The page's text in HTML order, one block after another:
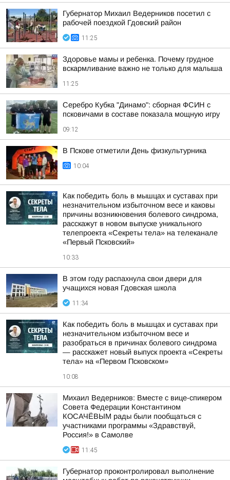
Губернатор Михаил Ведерников посетил с
рабочей поездкой Гдовский район
11:25
Здоровье мамы и ребенка. Почему грудное
вскармливание важно не только для малыша
11:25
Серебро Кубка "Динамо": сборная ФСИН с
псковичами в составе показала мощную игру
09:12
В Пскове отметили День физкультурника
10:04
Как победить боль в мышцах и суставах при
незначительном избыточном весе и каковы
причины возникновения болевого синдрома,
расскажут в новом выпуске уникального
телепроекта «Секреты тела» на телеканале
«Первый Псковский»
10:33
В этом году распахнула свои двери для
учащихся новая Гдовская школа
11:34
Как победить боль в мышцах и суставах при
незначительном избыточном весе и
разобраться в причинах болевого синдрома
— расскажет новый выпуск проекта «Секреты
тела» на «Первом Псковском»
10:08
Михаил Ведерников: Вместе с вице-спикером
Совета Федерации Константином
КОСАЧЁВЫМ рады были пообщаться с
участниками программы «Здравствуй,
Россия!» в Самолве
11:45
Губернатор проконтролировал выполнение